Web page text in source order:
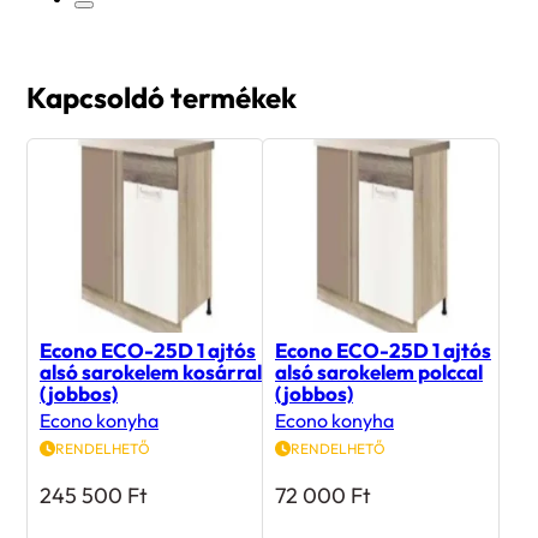
Econo ECO-25D 1 ajtós
alsó sarokelem kosárral
(jobbos)
Econo konyha
RENDELHETŐ
245 500
Econo ECO-25D 1 ajtós
alsó sarokelem polccal
(jobbos)
Econo konyha
RENDELHETŐ
72 000